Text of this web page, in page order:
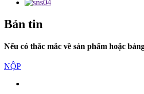
Bản tin
Nếu có thắc mắc về sản phẩm hoặc
NỘP